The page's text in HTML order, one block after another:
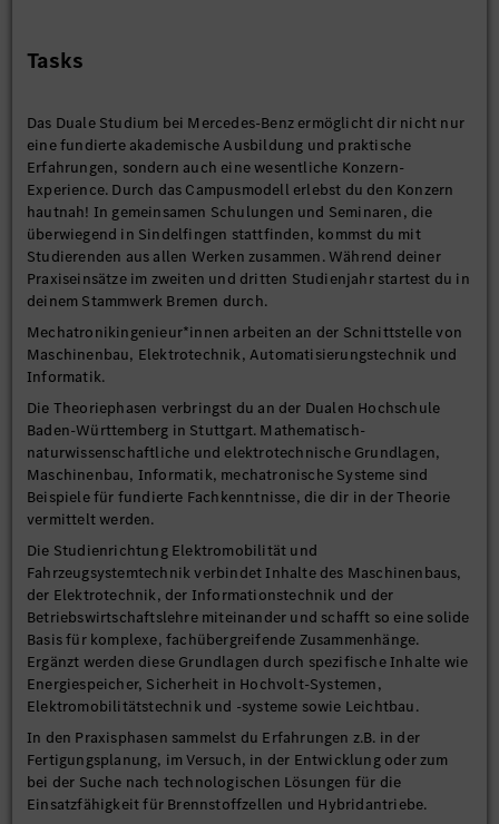
Tasks
Das Duale Studium bei Mercedes-Benz ermöglicht dir nicht nur
eine fundierte akademische Ausbildung und praktische
Erfahrungen, sondern auch eine wesentliche Konzern-
Experience. Durch das Campusmodell erlebst du den Konzern
hautnah! In gemeinsamen Schulungen und Seminaren, die
überwiegend in Sindelfingen stattfinden, kommst du mit
Studierenden aus allen Werken zusammen. Während deiner
Praxiseinsätze im zweiten und dritten Studienjahr startest du in
deinem Stammwerk Bremen durch.
Mechatronikingenieur*innen arbeiten an der Schnittstelle von
Maschinenbau, Elektrotechnik, Automatisierungstechnik und
Informatik.
Die Theoriephasen verbringst du an der Dualen Hochschule
Baden-Württemberg in Stuttgart. Mathematisch-
naturwissenschaftliche und elektrotechnische Grundlagen,
Maschinenbau, Informatik, mechatronische Systeme sind
Beispiele für fundierte Fachkenntnisse, die dir in der Theorie
vermittelt werden.
Die Studienrichtung Elektromobilität und
Fahrzeugsystemtechnik verbindet Inhalte des Maschinenbaus,
der Elektrotechnik, der Informationstechnik und der
Betriebswirtschaftslehre miteinander und schafft so eine solide
Basis für komplexe, fachübergreifende Zusammenhänge.
Ergänzt werden diese Grundlagen durch spezifische Inhalte wie
Energiespeicher, Sicherheit in Hochvolt-Systemen,
Elektromobilitätstechnik und -systeme sowie Leichtbau.
In den Praxisphasen sammelst du Erfahrungen z.B. in der
Fertigungsplanung, im Versuch, in der Entwicklung oder zum
bei der Suche nach technologischen Lösungen für die
Einsatzfähigkeit für Brennstoffzellen und Hybridantriebe.